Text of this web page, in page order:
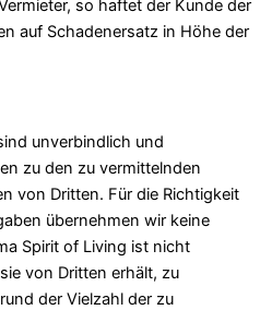
so haftet der Kunde der
auf Schadenersatz in Höhe der
unverbindlich und
zu den zu vermittelnden
von Dritten. Für die Richtigkeit
übernehmen wir keine
Spirit of Living ist nicht
von Dritten erhält, zu
der Vielzahl der zu